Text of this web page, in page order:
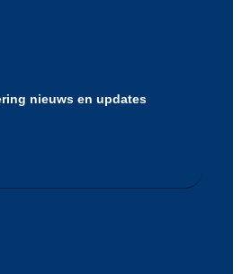
nieuws en updates